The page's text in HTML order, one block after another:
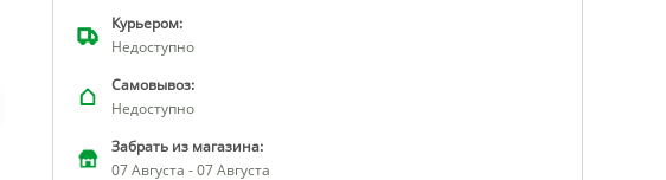
Курьером:
Недоступно
Самовывоз:
Недоступно
Забрать из магазина:
07 Августа - 07 Августа